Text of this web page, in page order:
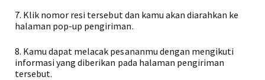
7. Klik nomor resi tersebut dan kamu akan diarahkan ke
halaman pop-up pengiriman.
8. Kamu dapat melacak pesananmu dengan mengikuti
informasi yang diberikan pada halaman pengiriman
tersebut.